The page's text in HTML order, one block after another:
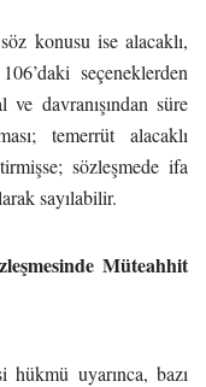
konusu ise alacaklı,
seçeneklerden
davranışından süre
temerrüt alacaklı
sözleşmede ifa
sayılabilir.
Müteahhit
hükmü uyarınca, bazı